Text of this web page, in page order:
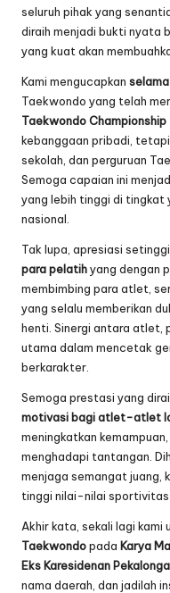
seluruh pihak yang
diraih menjadi bukti nyata
yang kuat akan
Kami mengucapkan
Taekwondo yang telah
Taekwondo Championship
kebanggaan pribadi, tetapi
sekolah, dan perguruan
Semoga capaian ini
yang lebih tinggi di tingkat
nasional.
Tak lupa, apresiasi
para pelatihyang dengan
membimbing para atlet,
yang selalu memberikan
henti. Sinergi antara atlet,
utama dalam mencetak
berkarakter.
Semoga prestasi yang
motivasi bagi atlet-atlet
meningkatkan
menghadapi tantangan.
menjaga semangat juang,
tinggi nilai-nilai sportivitas
Akhir kata, sekali lagi kami
Taekwondopada Karya
Eks Karesidenan
nama daerah, dan jadilah